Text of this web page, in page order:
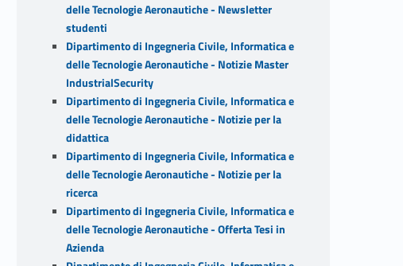
delle Tecnologie Aeronautiche - Newsletter
studenti
Dipartimento di Ingegneria Civile, Informatica e
delle Tecnologie Aeronautiche - Notizie Master
IndustrialSecurity
Dipartimento di Ingegneria Civile, Informatica e
delle Tecnologie Aeronautiche - Notizie per la
didattica
Dipartimento di Ingegneria Civile, Informatica e
delle Tecnologie Aeronautiche - Notizie per la
ricerca
Dipartimento di Ingegneria Civile, Informatica e
delle Tecnologie Aeronautiche - Offerta Tesi in
Azienda